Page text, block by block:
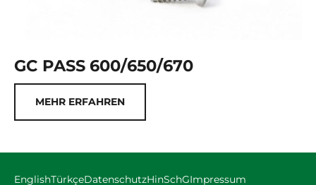
GC PASS 600/650/670
MEHR ERFAHREN
EnglishTürkçeDatenschutzHinSchGImpressum